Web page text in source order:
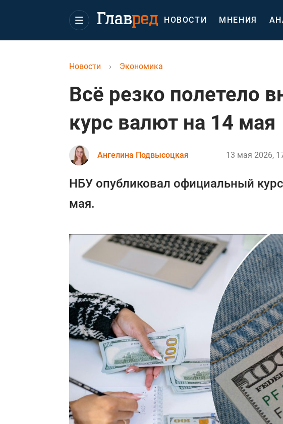
НОВОСТИ МНЕНИЯ
Новости › Экономика
Всё резко полетело
курс валют на 14 мая
Ангелина Подвысоцкая 13 мая 2026,
НБУ опубликовал официальный
мая.